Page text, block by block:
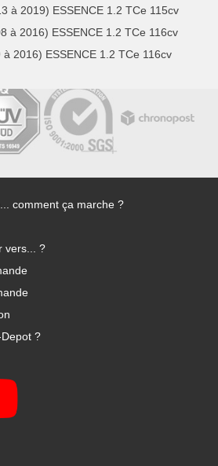
à 2019) ESSENCE 1.2 TCe 115cv
à 2016) ESSENCE 1.2 TCe 116cv
2016) ESSENCE 1.2 TCe 116cv
comment ça marche ?
vers... ?
?